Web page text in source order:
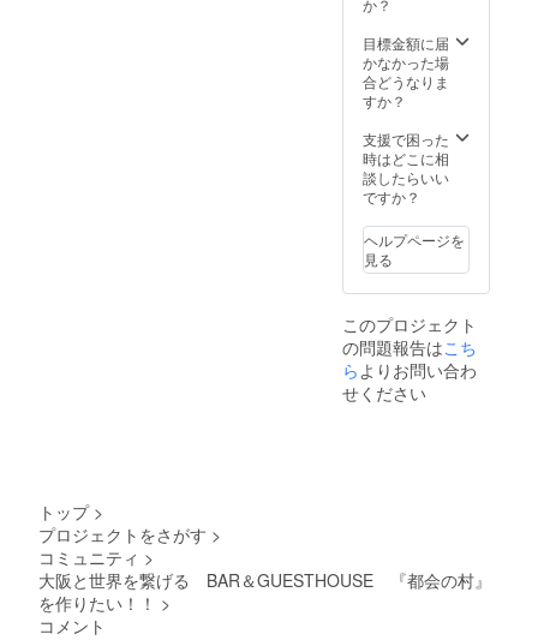
か？
目標金額に届
かなかった場
合どうなりま
すか？
支援で困った
時はどこに相
談したらいい
ですか？
ヘルプページを
見る
このプロジェクト
の問題報告はこち
らよりお問い合わ
せください
トップ >
プロジェクトをさがす >
コミュニティ >
大阪と世界を繋げる BAR＆GUESTHOUSE 『都会の村』
を作りたい！！ >
コメント